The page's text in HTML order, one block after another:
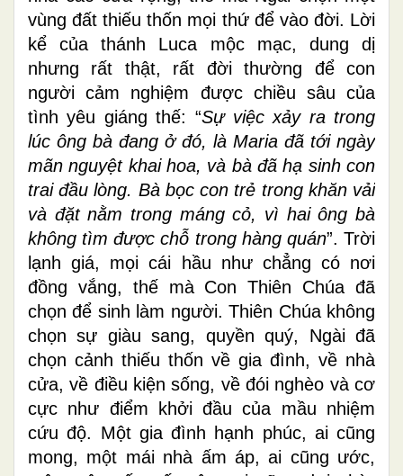
vùng đất thiếu thốn mọi thứ để vào đời. Lời
kể của thánh Luca mộc mạc, dung dị
nhưng rất thật, rất đời thường để con
người cảm nghiệm được chiều sâu của
tình yêu giáng thế: “Sự việc xảy ra trong
lúc ông bà đang ở đó, là Maria đã tới ngày
mãn nguyệt khai hoa, và bà đã hạ sinh con
trai đầu lòng. Bà bọc con trẻ trong khăn vải
và đặt nằm trong máng cỏ, vì hai ông bà
không tìm được chỗ trong hàng quán”. Trời
lạnh giá, mọi cái hầu như chẳng có nơi
đồng vắng, thế mà Con Thiên Chúa đã
chọn để sinh làm người. Thiên Chúa không
chọn sự giàu sang, quyền quý, Ngài đã
chọn cảnh thiếu thốn về gia đình, về nhà
cửa, về điều kiện sống, về đói nghèo và cơ
cực như điểm khởi đầu của mầu nhiệm
cứu độ. Một gia đình hạnh phúc, ai cũng
mong, một mái nhà ấm áp, ai cũng ước,